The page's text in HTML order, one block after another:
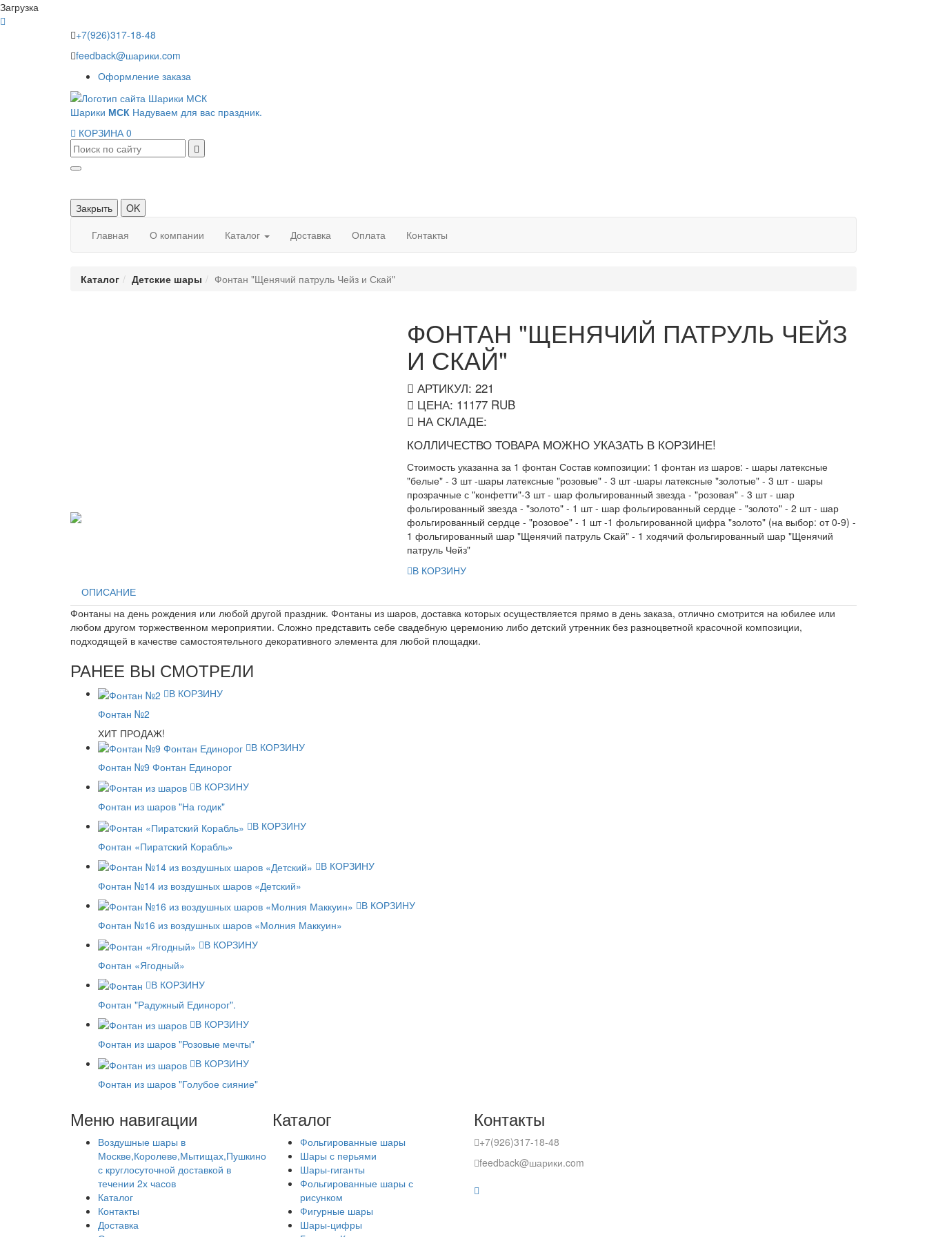
Загрузка
+7(926)317-18-48
feedback@шарики.com
Оформление заказа
Шарики МСК Надуваем для вас праздник.
КОРЗИНА 0
Закрыть
OK
Главная
О компании Каталог Доставка Оплата Контакты
Каталог Детские шары Фонтан "Щенячий патруль Чейз и Скай"
ФОНТАН "ЩЕНЯЧИЙ ПАТРУЛЬ ЧЕЙЗ
И СКАЙ"
АРТИКУЛ: 221
ЦЕНА: 11177 RUB
НА СКЛАДЕ:
КОЛЛИЧЕСТВО ТОВАРА МОЖНО УКАЗАТЬ В КОРЗИНЕ!
Стоимость указанна за 1 фонтан Состав композиции: 1 фонтан из шаров: - шары латексные
"белые" - 3 шт -шары латексные "розовые" - 3 шт -шары латексные "золотые" - 3 шт - шары
прозрачные с "конфетти"-3 шт - шар фольгированный звезда - "розовая" - 3 шт - шар
фольгированный звезда - "золото" - 1 шт - шар фольгированный сердце - "золото" - 2 шт - шар
фольгированный сердце - "розовое" - 1 шт -1 фольгированной цифра "золото" (на выбор: от 0-9) -
1 фольгированный шар "Щенячий патруль Скай" - 1 ходячий фольгированный шар "Щенячий
патруль Чейз"
В КОРЗИНУ
ОПИСАНИЕ
Фонтаны на день рождения или любой другой праздник. Фонтаны из шаров, доставка которых осуществляется прямо в день заказа, отлично смотрится на юбилее или
любом другом торжественном мероприятии. Сложно представить себе свадебную церемонию либо детский утренник без разноцветной красочной композиции,
подходящей в качестве самостоятельного декоративного элемента для любой площадки.
РАНЕЕ ВЫ СМОТРЕЛИ
В КОРЗИНУ
Фонтан №2
ХИТ ПРОДАЖ!
В КОРЗИНУ
Фонтан №9 Фонтан Единорог
В КОРЗИНУ
Фонтан из шаров "На годик"
В КОРЗИНУ
Фонтан «Пиратский Корабль»
В КОРЗИНУ
Фонтан №14 из воздушных шаров «Детский»
В КОРЗИНУ
Фонтан №16 из воздушных шаров «Молния Маккуин»
В КОРЗИНУ
Фонтан «Ягодный»
В КОРЗИНУ
Фонтан "Радужный Единорог".
В КОРЗИНУ
Фонтан из шаров "Розовые мечты"
В КОРЗИНУ
Фонтан из шаров "Голубое сияние"
Меню навигации
Воздушные шары в
Москве,Королеве,Мытищах,Пушкино
с круглосуточной доставкой в
течении 2х часов
Каталог
Контакты
Доставка
Каталог
Фольгированные шары
Шары с перьями
Шары-гиганты
Фольгированные шары с
рисунком
Фигурные шары
Шары-цифры
Контакты
+7(926)317-18-48
feedback@шарики.com